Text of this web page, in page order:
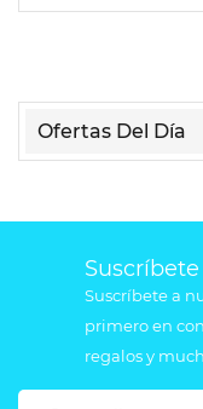
Ofertas Del Día
Suscríbete a
primero en
regalos y